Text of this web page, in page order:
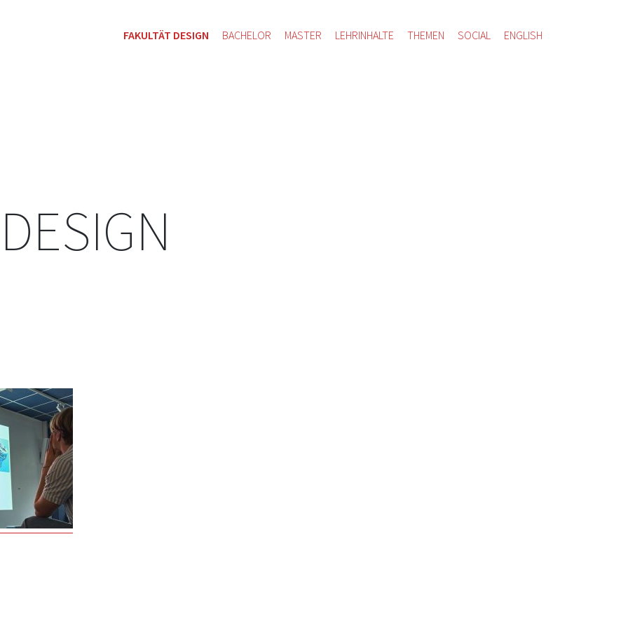
FAKULTÄT DESIGN BACHELOR MASTER LEHRINHALTE THEMEN SOCIAL ENGLISH